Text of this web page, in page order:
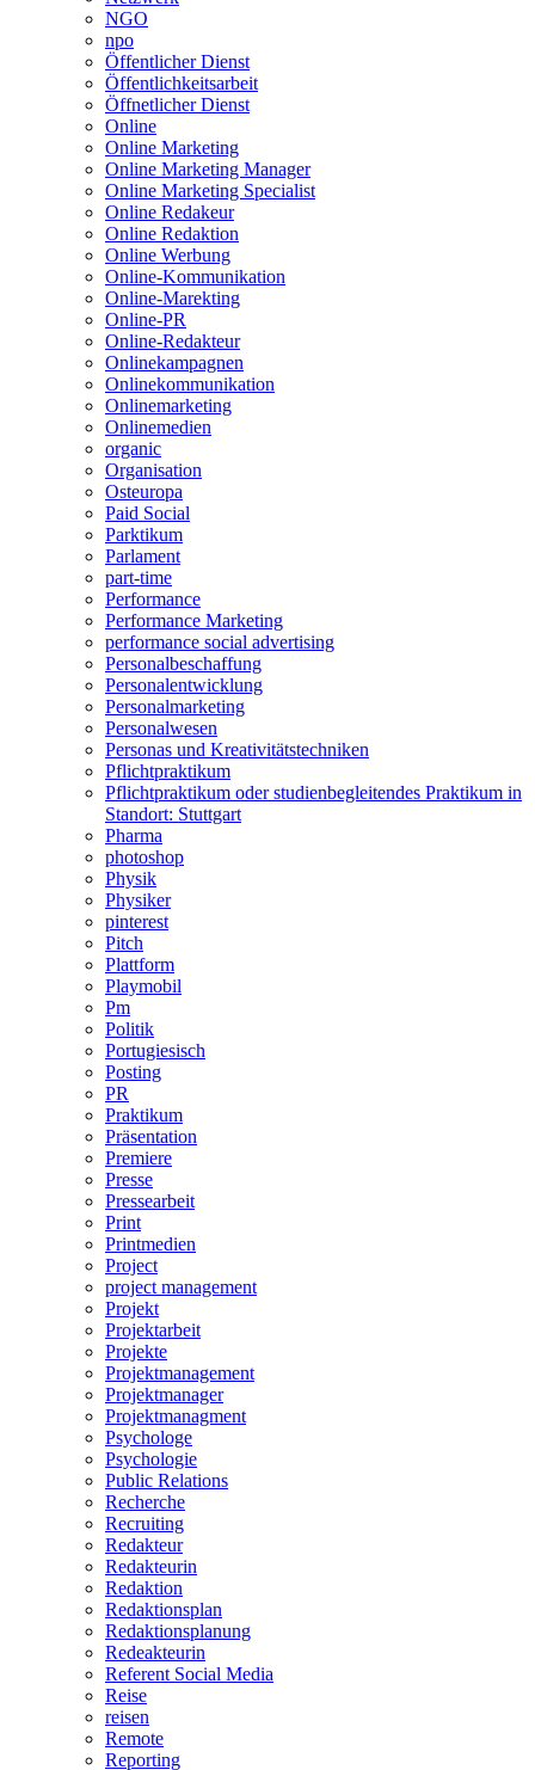
NGO
npo
Öffentlicher Dienst
Öffentlichkeitsarbeit
Öffnetlicher Dienst
Online
Online Marketing
Online Marketing Manager
Online Marketing Specialist
Online Redakeur
Online Redaktion
Online Werbung
Online-Kommunikation
Online-Marekting
Online-PR
Online-Redakteur
Onlinekampagnen
Onlinekommunikation
Onlinemarketing
Onlinemedien
organic
Organisation
Osteuropa
Paid Social
Parktikum
Parlament
part-time
Performance
Performance Marketing
performance social advertising
Personalbeschaffung
Personalentwicklung
Personalmarketing
Personalwesen
Personas und Kreativitätstechniken
Pflichtpraktikum
Pflichtpraktikum oder studienbegleitendes Praktikum in
Standort: Stuttgart
Pharma
photoshop
Physik
Physiker
pinterest
Pitch
Plattform
Playmobil
Pm
Politik
Portugiesisch
Posting
PR
Praktikum
Präsentation
Premiere
Presse
Pressearbeit
Print
Printmedien
Project
project management
Projekt
Projektarbeit
Projekte
Projektmanagement
Projektmanager
Projektmanagment
Psychologe
Psychologie
Public Relations
Recherche
Recruiting
Redakteur
Redakteurin
Redaktion
Redaktionsplan
Redaktionsplanung
Redeakteurin
Referent Social Media
Reise
reisen
Remote
Reporting